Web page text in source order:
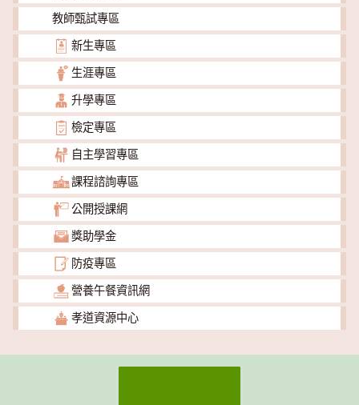
教師甄試專區
新生專區
生涯專區
升學專區
檢定專區
自主學習專區
課程諮詢專區
公開授課網
獎助學金
防疫專區
營養午餐資訊網
孝道資源中心